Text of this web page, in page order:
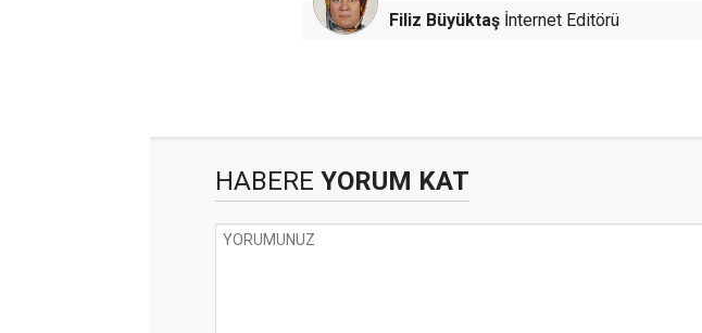
Filiz Büyüktaş İnternet Editörü
HABERE YORUM KAT